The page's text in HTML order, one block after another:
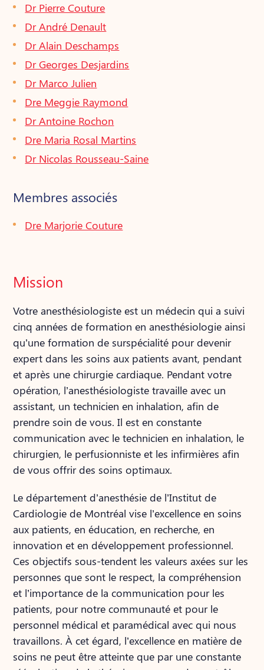
Dr Pierre Couture
Dr André Denault
Dr Alain Deschamps
Dr Georges Desjardins
Dr Marco Julien
Dre Meggie Raymond
Dr Antoine Rochon
Dre Maria Rosal Martins
Dr Nicolas Rousseau-Saine
Membres associés
Dre Marjorie Couture
Mission
Votre anesthésiologiste est un médecin qui a suivi
cinq années de formation en anesthésiologie ainsi
qu’une formation de surspécialité pour devenir
expert dans les soins aux patients avant, pendant
et après une chirurgie cardiaque. Pendant votre
opération, l’anesthésiologiste travaille avec un
assistant, un technicien en inhalation, afin de
prendre soin de vous. Il est en constante
communication avec le technicien en inhalation, le
chirurgien, le perfusionniste et les infirmières afin
de vous offrir des soins optimaux.
Le département d’anesthésie de l’Institut de
Cardiologie de Montréal vise l’excellence en soins
aux patients, en éducation, en recherche, en
innovation et en développement professionnel.
Ces objectifs sous-tendent les valeurs axées sur les
personnes que sont le respect, la compréhension
et l’importance de la communication pour les
patients, pour notre communauté et pour le
personnel médical et paramédical avec qui nous
travaillons. À cet égard, l’excellence en matière de
soins ne peut être atteinte que par une constante